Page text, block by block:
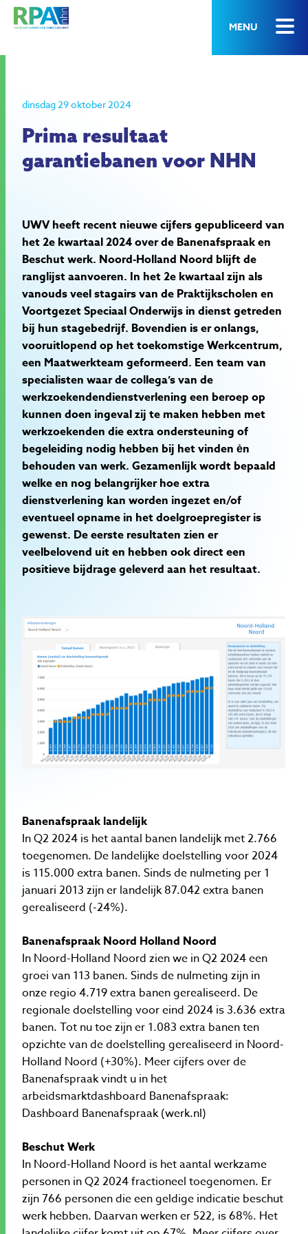
MENU
dinsdag 29 oktober 2024
Prima resultaat
garantiebanen voor NHN
UWV heeft recent nieuwe cijfers gepubliceerd van
het 2e kwartaal 2024 over de Banenafspraak en
Beschut werk. Noord-Holland Noord blijft de
ranglijst aanvoeren. In het 2e kwartaal zijn als
vanouds veel stagairs van de Praktijkscholen en
Voortgezet Speciaal Onderwijs in dienst getreden
bij hun stagebedrijf. Bovendien is er onlangs,
vooruitlopend op het toekomstige Werkcentrum,
een Maatwerkteam geformeerd. Een team van
specialisten waar de collega’s van de
werkzoekendendienstverlening een beroep op
kunnen doen ingeval zij te maken hebben met
werkzoekenden die extra ondersteuning of
begeleiding nodig hebben bij het vinden ėn
behouden van werk. Gezamenlijk wordt bepaald
welke en nog belangrijker hoe extra
dienstverlening kan worden ingezet en/of
eventueel opname in het doelgroepregister is
gewenst. De eerste resultaten zien er
veelbelovend uit en hebben ook direct een
positieve bijdrage geleverd aan het resultaat.
Banenafspraak landelijk
In Q2 2024 is het aantal banen landelijk met 2.766
toegenomen. De landelijke doelstelling voor 2024
is 115.000 extra banen. Sinds de nulmeting per 1
januari 2013 zijn er landelijk 87.042 extra banen
gerealiseerd (-24%).
Banenafspraak Noord Holland Noord
In Noord-Holland Noord zien we in Q2 2024 een
groei van 113 banen. Sinds de nulmeting zijn in
onze regio 4.719 extra banen gerealiseerd. De
regionale doelstelling voor eind 2024 is 3.636 extra
banen. Tot nu toe zijn er 1.083 extra banen ten
opzichte van de doelstelling gerealiseerd in Noord-
Holland Noord (+30%). Meer cijfers over de
Banenafspraak vindt u in het
arbeidsmarktdashboard Banenafspraak:
Dashboard Banenafspraak (werk.nl)
Beschut Werk
In Noord-Holland Noord is het aantal werkzame
personen in Q2 2024 fractioneel toegenomen. Er
zijn 766 personen die een geldige indicatie beschut
werk hebben. Daarvan werken er 522, is 68%. Het